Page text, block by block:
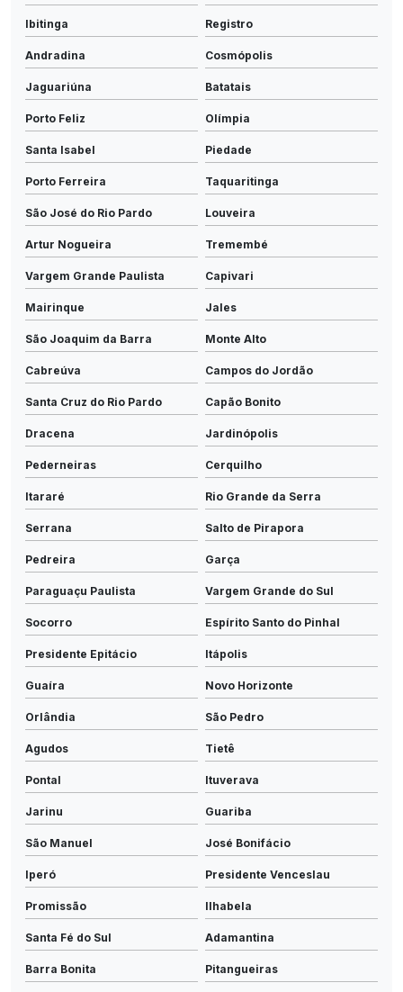
Ibitinga Registro
Andradina Cosmópolis
Jaguariúna Batatais
Porto Feliz Olímpia
Santa Isabel Piedade
Porto Ferreira Taquaritinga
São José do Rio Pardo Louveira
Artur Nogueira Tremembé
Vargem Grande Paulista Capivari
Mairinque Jales
São Joaquim da Barra Monte Alto
Cabreúva Campos do Jordão
Santa Cruz do Rio Pardo Capão Bonito
Dracena Jardinópolis
Pederneiras Cerquilho
Itararé Rio Grande da Serra
Serrana Salto de Pirapora
Pedreira Garça
Paraguaçu Paulista Vargem Grande do Sul
Socorro Espírito Santo do Pinhal
Presidente Epitácio Itápolis
Guaíra Novo Horizonte
Orlândia São Pedro
Agudos Tietê
Pontal Ituverava
Jarinu Guariba
São Manuel José Bonifácio
Iperó Presidente Venceslau
Promissão Ilhabela
Santa Fé do Sul Adamantina
Barra Bonita Pitangueiras